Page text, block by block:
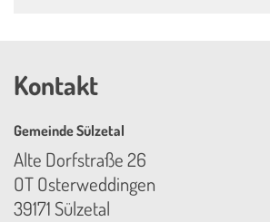
Kontakt
Gemeinde Sülzetal
Alte Dorfstraße 26
OT Osterweddingen
39171 Sülzetal